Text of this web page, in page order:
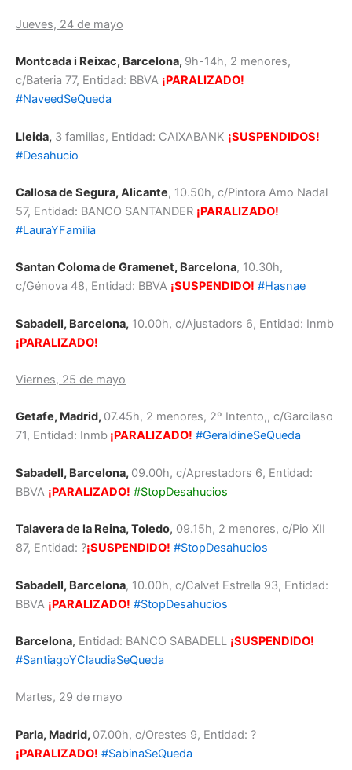
Jueves, 24 de mayo
Montcada i Reixac, Barcelona, 9h-14h, 2 menores,
c/Bateria 77, Entidad: BBVA ¡PARALIZADO!
#NaveedSeQueda
Lleida, 3 familias, Entidad: CAIXABANK ¡SUSPENDIDOS!
#Desahucio
Callosa de Segura, Alicante, 10.50h, c/Pintora Amo Nadal
57, Entidad: BANCO SANTANDER ¡PARALIZADO!
#LauraYFamilia
Santan Coloma de Gramenet, Barcelona, 10.30h,
c/Génova 48, Entidad: BBVA ¡SUSPENDIDO! #Hasnae
Sabadell, Barcelona, 10.00h, c/Ajustadors 6, Entidad: Inmb
¡PARALIZADO!
Viernes, 25 de mayo
Getafe, Madrid, 07.45h, 2 menores, 2º Intento,, c/Garcilaso
71, Entidad: Inmb ¡PARALIZADO! #GeraldineSeQueda
Sabadell, Barcelona, 09.00h, c/Aprestadors 6, Entidad:
BBVA ¡PARALIZADO! #StopDesahucios
Talavera de la Reina, Toledo, 09.15h, 2 menores, c/Pio XII
87, Entidad: ?¡SUSPENDIDO! #StopDesahucios
Sabadell, Barcelona, 10.00h, c/Calvet Estrella 93, Entidad:
BBVA ¡PARALIZADO! #StopDesahucios
Barcelona, Entidad: BANCO SABADELL ¡SUSPENDIDO!
#SantiagoYClaudiaSeQueda
Martes, 29 de mayo
Parla, Madrid, 07.00h, c/Orestes 9, Entidad: ?
¡PARALIZADO! #SabinaSeQueda